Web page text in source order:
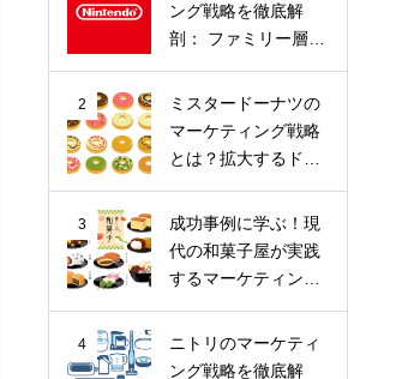
ング戦略を徹底解
剖： ファミリー層の
戦略とは？
2
ミスタードーナツの
マーケティング戦略
とは？拡大するドー
む！
3
成功事例に学ぶ！現
代の和菓子屋が実践
するマーケティング
4
ニトリのマーケティ
ング戦略を徹底解